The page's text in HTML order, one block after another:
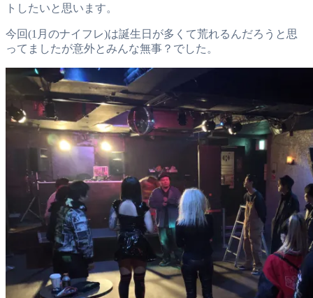
トしたいと思います。
今回(1月のナイフレ)は誕生日が多くて荒れるんだろうと思
ってましたが意外とみんな無事？でした。